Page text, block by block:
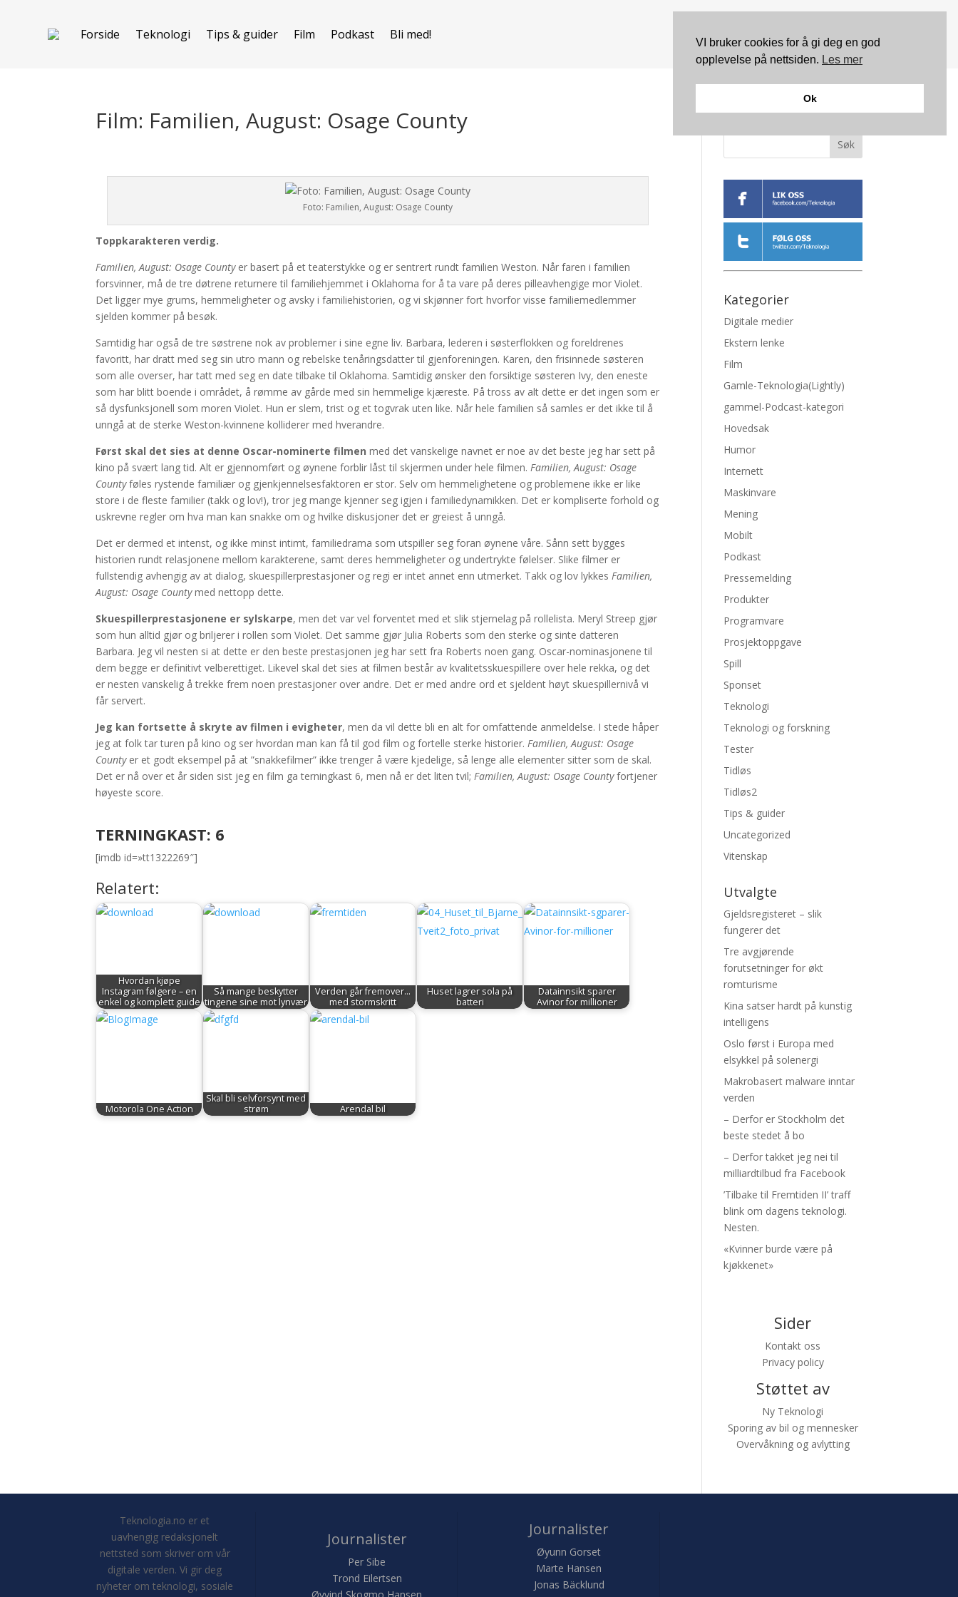
Forside Teknologi Tips & guider Film Podkast Bli med!
Film: Familien, August: Osage County
Foto: Familien, August: Osage County
Toppkarakteren verdig.
Familien, August: Osage Countyer basert på et teaterstykke og er sentrert rundt familien Weston. Når faren i familien
forsvinner, må de tre døtrene returnere til familiehjemmet i Oklahoma for å ta vare på deres pilleavhengige mor Violet.
Det ligger mye grums, hemmeligheter og avsky i familiehistorien, og vi skjønner fort hvorfor visse familiemedlemmer
sjelden kommer på besøk.
Samtidig har også de tre søstrene nok av problemer i sine egne liv. Barbara, lederen i søsterflokken og foreldrenes
favoritt, har dratt med seg sin utro mann og rebelske tenåringsdatter til gjenforeningen. Karen, den frisinnede søsteren
som alle overser, har tatt med seg en date tilbake til Oklahoma. Samtidig ønsker den forsiktige søsteren Ivy, den eneste
som har blitt boende i området, å rømme av gårde med sin hemmelige kjæreste. På tross av alt dette er det ingen som er
så dysfunksjonell som moren Violet. Hun er slem, trist og et togvrak uten like. Når hele familien så samles er det ikke til å
unngå at de sterke Weston-kvinnene kolliderer med hverandre.
Først skal det sies at denne Oscar-nominerte filmenmed det vanskelige navnet er noe av det beste jeg har sett på
kino på svært lang tid. Alt er gjennomført og øynene forblir låst til skjermen under hele filmen.Familien, August: Osage
Countyføles rystende familiær og gjenkjennelsesfaktoren er stor. Selv om hemmelighetene og problemene ikke er like
store i de fleste familier (takk og lov!), tror jeg mange kjenner seg igjen i familiedynamikken. Det er kompliserte forhold og
uskrevne regler om hva man kan snakke om og hvilke diskusjoner det er greiest å unngå.
Det er dermed et intenst, og ikke minst intimt, familiedrama som utspiller seg foran øynene våre. Sånn sett bygges
historien rundt relasjonene mellom karakterene, samt deres hemmeligheter og undertrykte følelser. Slike filmer er
fullstendig avhengig av at dialog, skuespillerprestasjoner og regi er intet annet enn utmerket. Takk og lov lykkesFamilien,
August: Osage Countymed nettopp dette.
Skuespillerprestasjonene er sylskarpe, men det var vel forventet med et slik stjernelag på rollelista. Meryl Streep gjør
som hun alltid gjør og briljerer i rollen som Violet. Det samme gjør Julia Roberts som den sterke og sinte datteren
Barbara. Jeg vil nesten si at dette er den beste prestasjonen jeg har sett fra Roberts noen gang. Oscar-nominasjonene til
dem begge er definitivt velberettiget. Likevel skal det sies at filmen består av kvalitetsskuespillere over hele rekka, og det
er nesten vanskelig å trekke frem noen prestasjoner over andre. Det er med andre ord et sjeldent høyt skuespillernivå vi
får servert.
Jeg kan fortsette å skryte av filmen i evigheter, men da vil dette bli en alt for omfattende anmeldelse. I stede håper
jeg at folk tar turen på kino og ser hvordan man kan få til god film og fortelle sterke historier.Familien, August: Osage
Countyer et godt eksempel på at ”snakkefilmer” ikke trenger å være kjedelige, så lenge alle elementer sitter som de skal.
Det er nå over et år siden sist jeg en film ga terningkast 6, men nå er det liten tvil;Familien, August: Osage Countyfortjener
høyeste score.
TERNINGKAST: 6
[imdb id=»tt1322269″]
Relatert:
Hvordan kjøpe
Instagram følgere – en
enkel og komplett guide
Så mange beskytter
tingene sine mot lynvær
Verden går fremover...
med stormskritt
Huset lagrer sola på
batteri
Datainnsikt sparer
Avinor for millioner
Motorola One Action
Skal bli selvforsynt med
strøm
Arendal bil
Søk
Kategorier
Digitale medier
Ekstern lenke
Film
Gamle-Teknologia(Lightly)
gammel-Podcast-kategori
Hovedsak
Humor
Internett
Maskinvare
Mening
Mobilt
Podkast
Pressemelding
Produkter
Programvare
Prosjektoppgave
Spill
Sponset
Teknologi
Teknologi og forskning
Tester
Tidløs
Tidløs2
Tips & guider
Uncategorized
Vitenskap
Utvalgte
Gjeldsregisteret – slik
fungerer det
Tre avgjørende
forutsetninger for økt
romturisme
Kina satser hardt på kunstig
intelligens
Oslo først i Europa med
elsykkel på solenergi
Makrobasert malware inntar
verden
– Derfor er Stockholm det
beste stedet å bo
– Derfor takket jeg nei til
milliardtilbud fra Facebook
’Tilbake til Fremtiden II’ traff
blink om dagens teknologi.
Nesten.
«Kvinner burde være på
kjøkkenet»
Sider
Kontakt oss
Privacy policy
Støttet av
Ny Teknologi
Sporing av bil og mennesker
Overvåkning og avlytting
Teknologia.no er et
uavhengig redaksjonelt
nettsted som skriver om vår
digitale verden. Vi gir deg
nyheter om teknologi, sosiale
Journalister
Per Sibe
Trond Eilertsen
Journalister
Øyunn Gorset
Marte Hansen
Jonas Bäcklund
VI bruker cookies for å gi deg en god
opplevelse på nettsiden. Les mer
Ok